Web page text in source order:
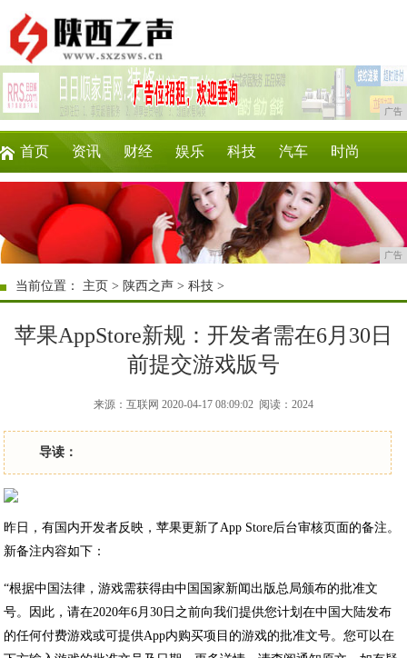
广告
首页 资讯 财经 娱乐 科技 汽车 时尚
游戏 美食 商讯 消费 微商
广告
当前位置： 主页 > 陕西之声 >科技 >
苹果AppStore新规：开发者需在6月30日
前提交游戏版号
来源：互联网 2020-04-17 08:09:02 阅读：2024
导读：
昨日，有国内开发者反映，苹果更新了App Store后台审核页面的备注。
新备注内容如下：
“根据中国法律，游戏需获得由中国国家新闻出版总局颁布的批准文
号。因此，请在2020年6月30日之前向我们提供您计划在中国大陆发布
的任何付费游戏或可提供App内购买项目的游戏的批准文号。您可以在